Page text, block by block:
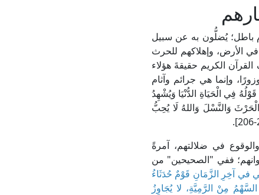
باطل؛ يُضلُّون به عن سبيل
الأرض، وإهلاكهم للحرث
الكريم حقيقةَ هؤلاء
وإنما هي جرائم وآثام
فِي الْحَيَاةِ الدُّنْيَا وَيُشْهِدُ
وَالنَّسْلَ وَاللهُ لَا يُحِبُّ
في ضلالتهم، آمرةً
ففي "الصحيحين" من
في آخِرِ الزَّمَانِ قَوْمٌ حُدَثَاءُ
مِنْ الرَّمِيَّةِ، لا يُجَاوِزُ